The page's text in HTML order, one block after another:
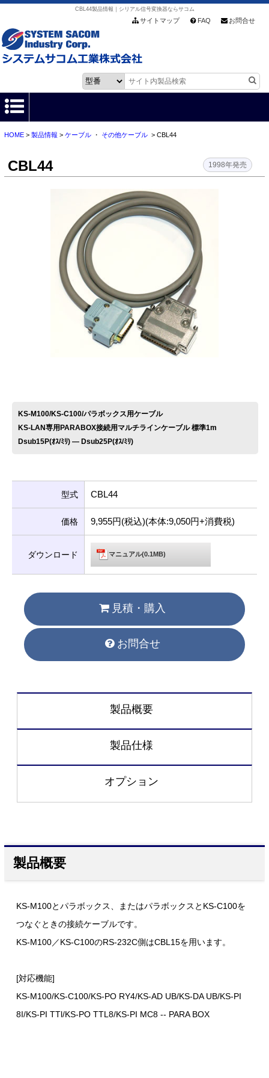
CBL44製品情報｜シリアル信号変換器ならサコム
サイトマップ FAQ お問合せ
HOME
各種ダウンロード
お客様サポート
HOME> 製品情報 > ケーブル・ その他ケーブル> CBL44
CBL44 1998年発売
KS-M100/KS-C100/パラボックス用ケーブル
KS-LAN専用PARABOX接続用マルチラインケーブル 標準1m
Dsub15P(ｵｽ/ﾐﾘ) ― Dsub25P(ｵｽ/ﾐﾘ)
型式 CBL44
価格 9,955円(税込)(本体:9,050円+消費税)
ダウンロード マニュアル(0.1MB)
見積・購入
お問合せ
製品概要
製品仕様
オプション
製品概要
KS-M100とパラボックス、またはパラボックスとKS-C100を
つなぐときの接続ケーブルです。
KS-M100／KS-C100のRS-232C側はCBL15を用います。
[対応機能]
KS-M100/KS-C100/KS-PO RY4/KS-AD UB/KS-DA UB/KS-PI
8I/KS-PI TTl/KS-PO TTL8/KS-PI MC8 -- PARA BOX